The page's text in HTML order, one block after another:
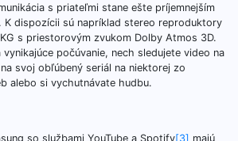
s priateľmi stane ešte príjemnejším
K dispozícii sú napríklad stereo reproduktory
s priestorovým zvukom Dolby Atmos 3D.
počúvanie, nech sledujete video na
svoj obľúbený seriál na niektorej zo
alebo si vychutnávate hudbu.
so službami YouTube a Spotify[3] majú